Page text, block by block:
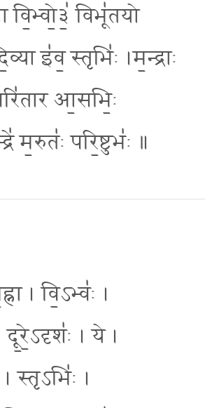
वि॒भ्वो॒३॒॑ विभू॑तयो
इ॑व॒ स्तृभि॑ः ।म॒न्द्राः
आ॒सभि॒ः
म॒रुतः॑ परि॒ष्टुभः॑ ॥
। वि॒ऽभ्वः॑ ।
। ये ।
स्तृऽभिः॑ ।